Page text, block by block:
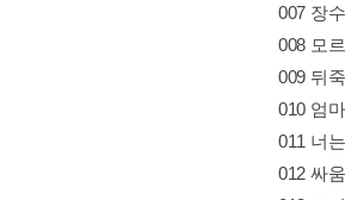
007 장
008 모
009 뒤
010 엄
011 너
012 싸